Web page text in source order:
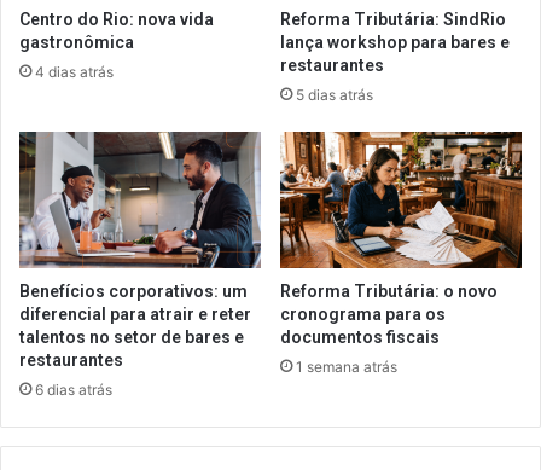
Centro do Rio: nova vida
gastronômica
4 dias atrás
Reforma Tributária: SindRio
lança workshop para bares e
restaurantes
5 dias atrás
Benefícios corporativos: um
diferencial para atrair e reter
talentos no setor de bares e
restaurantes
6 dias atrás
Reforma Tributária: o novo
cronograma para os
documentos fiscais
1 semana atrás